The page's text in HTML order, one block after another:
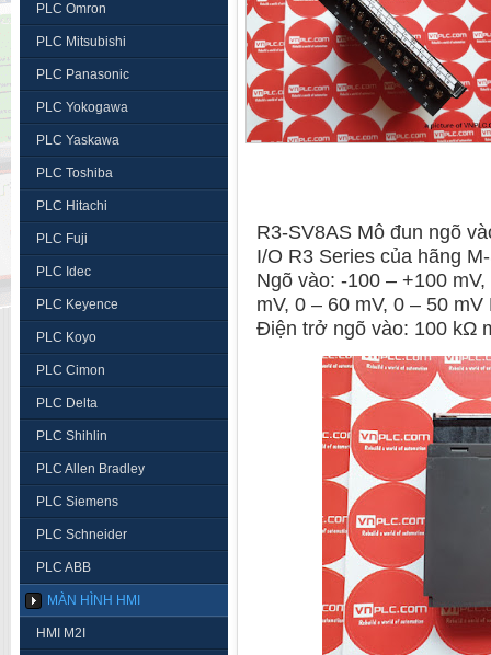
PLC Omron
PLC Mitsubishi
PLC Panasonic
PLC Yokogawa
PLC Yaskawa
PLC Toshiba
PLC Hitachi
PLC Fuji
PLC Idec
PLC Keyence
PLC Koyo
PLC Cimon
PLC Delta
PLC Shihlin
PLC Allen Bradley
PLC Siemens
PLC Schneider
PLC ABB
MÀN HÌNH HMI
HMI M2I
R3-SV8AS Mô đun ngõ
I/O R3 Series của hãng
Ngõ vào: -100 – +100
mV, 0 – 60 mV, 0 – 50
Điện trở ngõ vào: 100 kΩ